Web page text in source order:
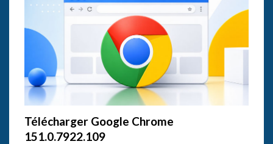
Télécharger Google Chrome
151.0.7922.109